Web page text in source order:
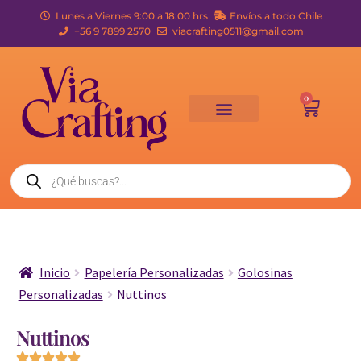
Lunes a Viernes 9:00 a 18:00 hrs
Envíos a todo Chile
+56 9 7899 2570
viacrafting0511@gmail.com
0
Inicio Papelería Personalizadas
Golosinas
Personalizadas
Nuttinos
Nuttinos
